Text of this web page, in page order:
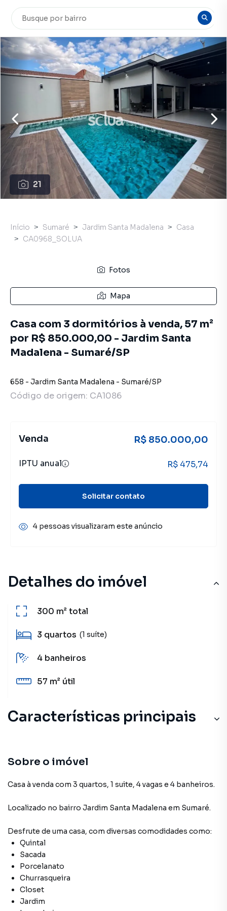
21
Detalhes do imóvel
300 m²total
3 quartos (1 suíte)
4 banheiros
57 m² útil
Características principais
Sobre o imóvel
Casa à venda com 3 quartos, 1 suite, 4 vagas e 4 banheiros.
Localizado no bairro Jardim Santa Madalena em Sumaré.
Desfrute de uma casa, com diversas comodidades como:
Quintal
Sacada
Porcelanato
Churrasqueira
Closet
Jardim
Início Sumaré Jardim Santa Madalena
Casa
CA0968_SOLUA
Fotos
Mapa
Casa com 3 dormitórios à venda, 57 m²
por R$ 850.000,00 - Jardim Santa
Madalena - Sumaré/SP
658 - Jardim Santa Madalena - Sumaré/SP
Código de origem: CA1086
Venda R$ 850.000,00
IPTU anual R$ 475,74
Solicitar contato
4 pessoas visualizaram este anúncio